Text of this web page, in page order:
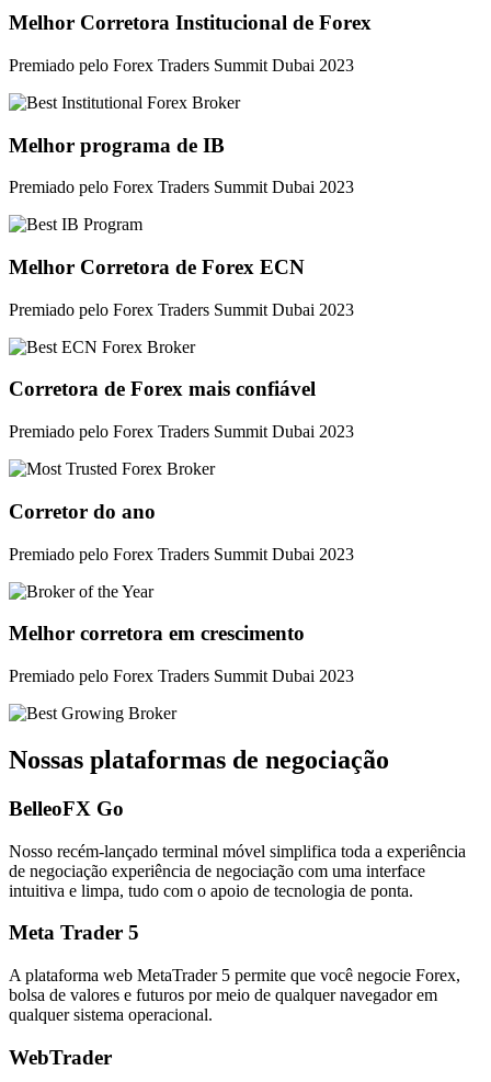
Melhor Corretora Institucional de Forex
Premiado pelo Forex Traders Summit Dubai 2023
Melhor programa de IB
Premiado pelo Forex Traders Summit Dubai 2023
Melhor Corretora de Forex ECN
Premiado pelo Forex Traders Summit Dubai 2023
Corretora de Forex mais confiável
Premiado pelo Forex Traders Summit Dubai 2023
Corretor do ano
Premiado pelo Forex Traders Summit Dubai 2023
Melhor corretora em crescimento
Premiado pelo Forex Traders Summit Dubai 2023
Nossas plataformas de negociação
BelleoFX Go
Nosso recém-lançado terminal móvel simplifica toda a experiência
de negociação experiência de negociação com uma interface
intuitiva e limpa, tudo com o apoio de tecnologia de ponta.
Meta Trader 5
A plataforma web MetaTrader 5 permite que você negocie Forex,
bolsa de valores e futuros por meio de qualquer navegador em
qualquer sistema operacional.
WebTrader